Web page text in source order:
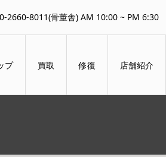
2660-8011(骨董舎) AM 10:00 ~ PM 6:30
プ 買取 修復 店舗紹介